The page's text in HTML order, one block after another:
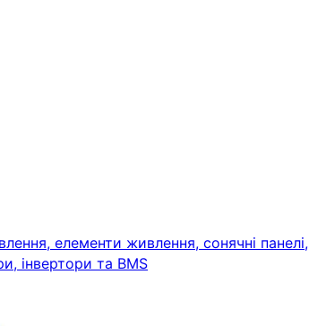
елементи живлення, сонячні панелі,
інвертори та BMS